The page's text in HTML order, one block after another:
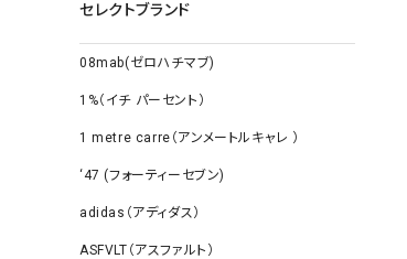
セレクトブランド
08mab(ゼロハチマブ)
1%（イチ パーセント）
1 metre carre（アンメートルキャレ ）
‘47 (フォーティーセブン)
adidas（アディダス）
ASFVLT（アスファルト）